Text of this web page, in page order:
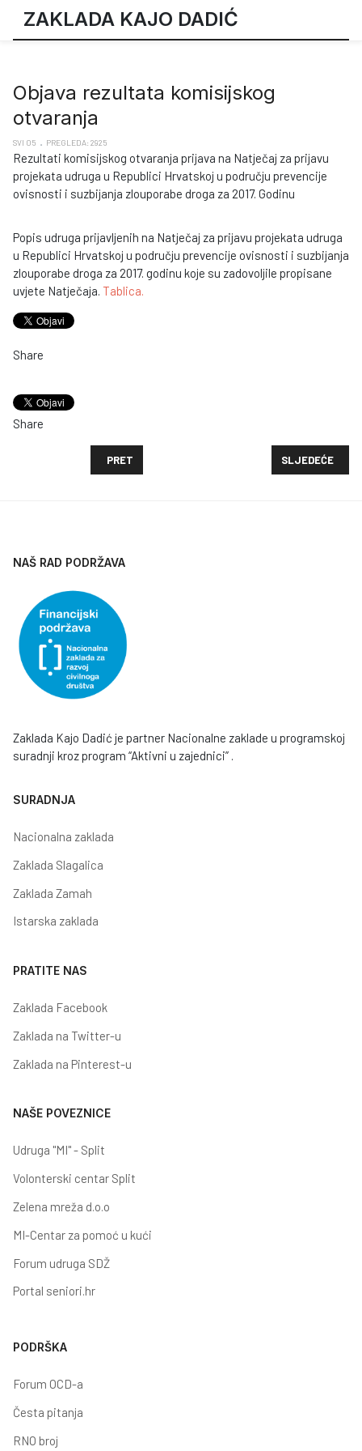
ZAKLADA KAJO DADIĆ
Objava rezultata komisijskog
otvaranja
SVI 05 PREGLEDA: 2925
Rezultati komisijskog otvaranja prijava na Natječaj za prijavu
projekata udruga u Republici Hrvatskoj u području prevencije
ovisnosti i suzbijanja zlouporabe droga za 2017. Godinu
Popis udruga prijavljenih na Natječaj za prijavu projekata udruga
u Republici Hrvatskoj u području prevencije ovisnosti i suzbijanja
zlouporabe droga za 2017. godinu koje su zadovoljile propisane
uvjete Natječaja. Tablica.
Share
Share
PRETHODNI ČLANAK: REZULTATI KOMISIJSKOG
PRET SLJEDEĆI
SLJEDEĆE
NAŠ RAD PODRŽAVA
Zaklada Kajo Dadić je partner Nacionalne zaklade u programskoj
suradnji kroz program “Aktivni u zajednici” .
SURADNJA
Nacionalna zaklada
Zaklada Slagalica
Zaklada Zamah
Istarska zaklada
PRATITE NAS
Zaklada Facebook
Zaklada na Twitter-u
Zaklada na Pinterest-u
NAŠE POVEZNICE
Udruga "MI" - Split
Volonterski centar Split
Zelena mreža d.o.o
MI-Centar za pomoć u kući
Forum udruga SDŽ
Portal seniori.hr
PODRŠKA
Forum OCD-a
Česta pitanja
RNO broj